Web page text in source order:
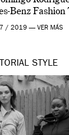
Benz Fashion
[…]
/ 2019 — VER MÁS
STYLE